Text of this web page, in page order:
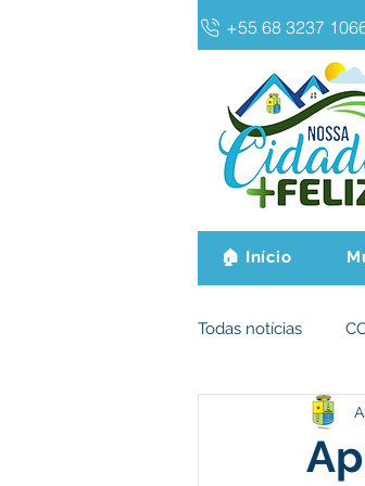
+55 68 3237
🏠 Início
Todas notícias
Infraestrutura e